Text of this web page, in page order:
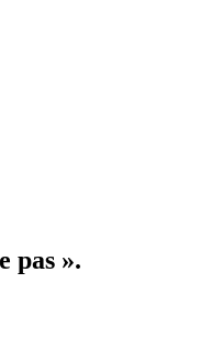
pas ».